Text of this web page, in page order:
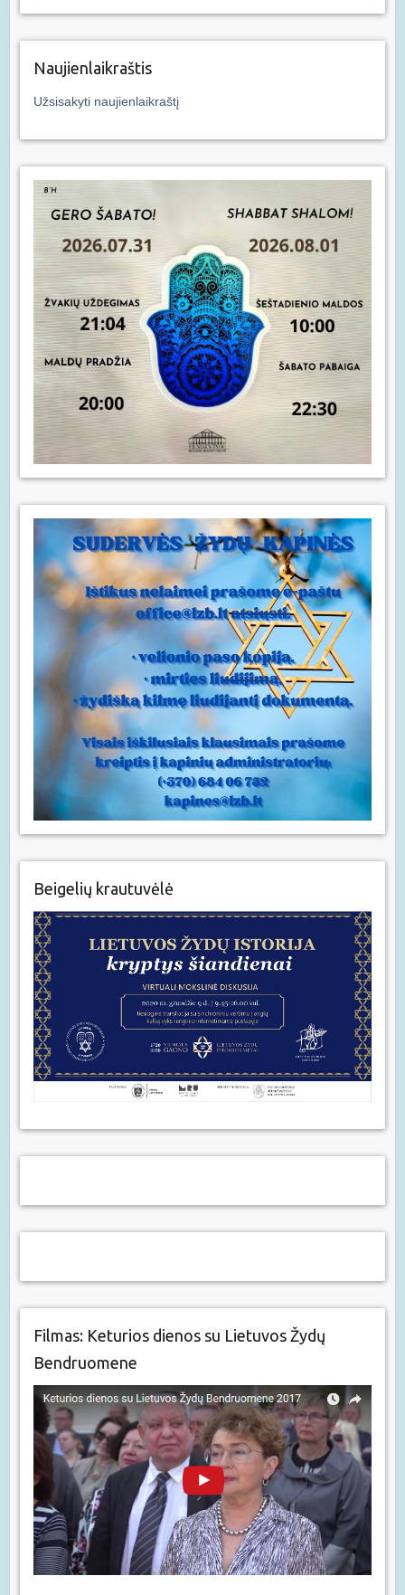
Naujienlaikraštis
Užsisakyti naujienlaikraštį
Beigelių krautuvėlė
Filmas: Keturios dienos su Lietuvos Žydų
Bendruomene